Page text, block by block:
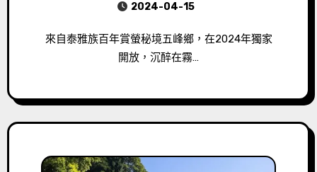
2024-04-15
來自泰雅族百年賞螢秘境五峰鄉，在2024年獨家
開放，沉醉在霧…